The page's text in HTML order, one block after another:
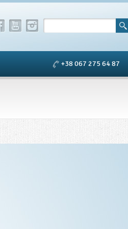
+38 067 275 64 87